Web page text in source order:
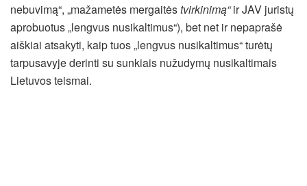
nebuvimą“, „mažametės mergaitėstvirkinimą“ir JAV juristų
aprobuotus „lengvus nusikaltimus“), bet net ir nepaprašė
aiškiai atsakyti, kaip tuos „lengvus nusikaltimus“ turėtų
tarpusavyje derinti su sunkiais nužudymų nusikaltimais
Lietuvos teismai.